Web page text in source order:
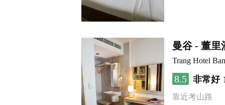
曼谷 - 董里
Trang Hotel
8.5 非常好
靠近考山路